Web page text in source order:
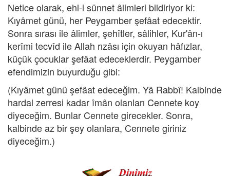
Netice olarak, ehl-i sünnet âlimleri bildiriyor ki:
Kıyâmet günü, her Peygamber şefâat edecektir.
Sonra sırası ile âlimler, şehîtler, sâlihler, Kur'ân-ı
kerîmi tecvîd ile Allah rızâsı için okuyan hâfızlar,
küçük çocuklar şefâat edeceklerdir. Peygamber
efendimizin buyurduğu gibi:
(Kıyâmet günü şefâat edeceğim. Yâ Rabbî! Kalbinde
hardal zerresi kadar îmân olanları Cennete koy
diyeceğim. Bunlar Cennete girecekler. Sonra,
kalbinde az bir şey olanlara, Cennete giriniz
diyeceğim.)